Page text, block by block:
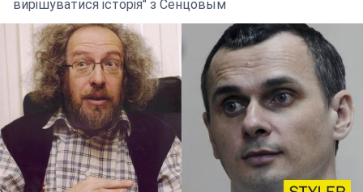
вирішуватися історія" з Сенцовым